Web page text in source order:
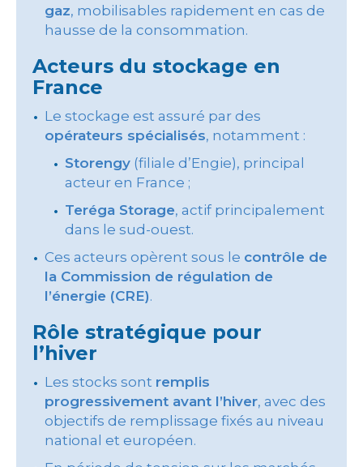
gaz, mobilisables rapidement en cas de
hausse de la consommation.
Acteurs du stockage en
France
Le stockage est assuré par des
opérateurs spécialisés, notamment :
Storengy (filiale d’Engie), principal
acteur en France ;
Teréga Storage, actif principalement
dans le sud-ouest.
Ces acteurs opèrent sous le contrôle de
la Commission de régulation de
l’énergie (CRE).
Rôle stratégique pour
l’hiver
Les stocks sont remplis
progressivement avant l’hiver, avec des
objectifs de remplissage fixés au niveau
national et européen.